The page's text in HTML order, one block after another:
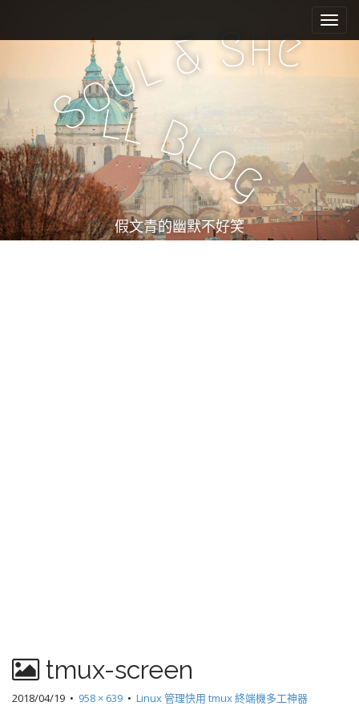
e
n
u
i
c
n
t
e
n
t
Soul&She
ll Bl
og
假文青的幽默不好笑
tmux-screen
2018/04/19 • 958 × 639 • Linux 管理快用 tmux 終端機多工神器